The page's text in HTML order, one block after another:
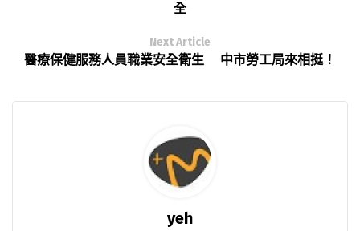
全
Next Article
醫療保健服務人員職業安全衛生 中市勞工局來相挺！
yeh